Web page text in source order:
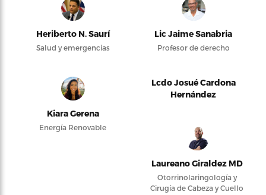
Heriberto N. Saurí
Salud y emergencias
Lic Jaime Sanabria
Profesor de derecho
Kiara Gerena
Energía Renovable
Lcdo Josué Cardona
Hernández
Laureano Giraldez MD
Otorrinolaringología y
Cirugía de Cabeza y Cuello